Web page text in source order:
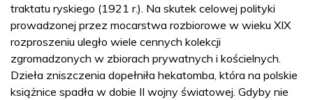
traktatu ryskiego (1921 r.). Na skutek celowej polityki
prowadzonej przez mocarstwa rozbiorowe w wieku XIX
rozproszeniu uległo wiele cennych kolekcji
zgromadzonych w zbiorach prywatnych i kościelnych.
Dzieła zniszczenia dopełniła hekatomba, która na polskie
książnice spadła w dobie II wojny światowej. Gdyby nie